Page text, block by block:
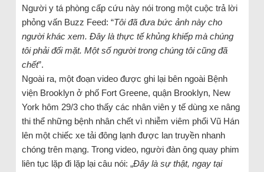
Người y tá phòng cấp cứu này nói trong một cuộc trả lời
phỏng vấn Buzz Feed: “Tôi đã đưa bức ảnh này cho
người khác xem. Đây là thực tế khủng khiếp mà chúng
tôi phải đối mặt. Một số người trong chúng tôi cũng đã
chết”.
Ngoài ra, một đoạn video được ghi lại bên ngoài Bệnh
viện Brooklyn ở phố Fort Greene, quận Brooklyn, New
York hôm 29/3 cho thấy các nhân viên y tế dùng xe nâng
thi thể những bệnh nhân chết vì nhiễm viêm phổi Vũ Hán
lên một chiếc xe tải đông lạnh được lan truyền nhanh
chóng trên mạng. Trong video, người đàn ông quay phim
liên tục lặp đi lặp lại câu nói: „Đây là sự thật, ngay tại